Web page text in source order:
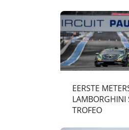
EERSTE
LAMBORGHINI
TROFEO